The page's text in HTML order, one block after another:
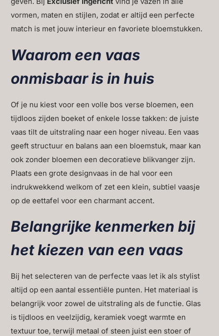
vormen, maten en stijlen, zodat er altijd een perfecte
match is met jouw interieur en favoriete bloemstukken.
Waarom een vaas
onmisbaar is in huis
Of je nu kiest voor een volle bos verse bloemen, een
tijdloos zijden boeket of enkele losse takken: de juiste
vaas tilt de uitstraling naar een hoger niveau. Een vaas
geeft structuur en balans aan een bloemstuk, maar kan
ook zonder bloemen een decoratieve blikvanger zijn.
Plaats een grote designvaas in de hal voor een
indrukwekkend welkom of zet een klein, subtiel vaasje
op de eettafel voor een charmant accent.
Belangrijke kenmerken bij
het kiezen van een vaas
Bij het selecteren van de perfecte vaas let ik als stylist
altijd op een aantal essentiële punten. Het materiaal is
belangrijk voor zowel de uitstraling als de functie. Glas
is tijdloos en veelzijdig, keramiek voegt warmte en
textuur toe, terwijl metaal of steen juist een stoer of